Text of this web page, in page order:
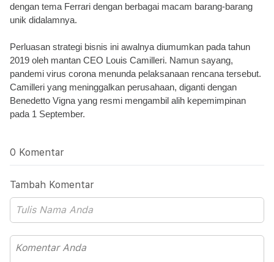
dengan tema Ferrari dengan berbagai macam barang-barang
unik didalamnya.
Perluasan strategi bisnis ini awalnya diumumkan pada tahun
2019 oleh mantan CEO Louis Camilleri. Namun sayang,
pandemi virus corona menunda pelaksanaan rencana tersebut.
Camilleri yang meninggalkan perusahaan, diganti dengan
Benedetto Vigna yang resmi mengambil alih kepemimpinan
pada 1 September.
0 Komentar
Tambah Komentar